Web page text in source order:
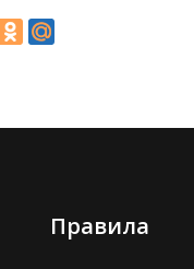
Правила